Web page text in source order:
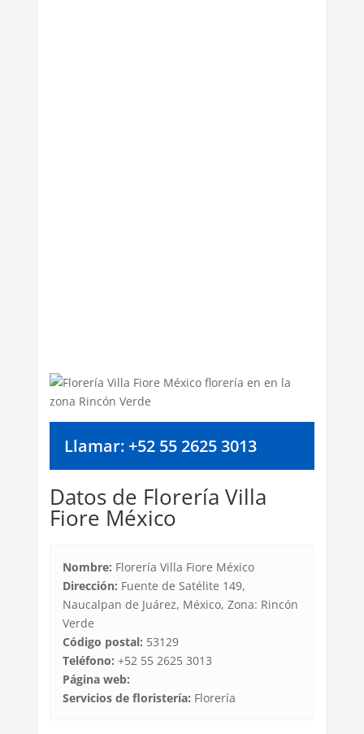
Llamar: +52 55 2625 3013
Datos de Florería Villa
Fiore México
Nombre: Florería Villa Fiore México
Dirección: Fuente de Satélite 149,
Naucalpan de Juárez, México, Zona: Rincón
Verde
Código postal: 53129
Teléfono: +52 55 2625 3013
Página web:
Servicios de floristería: Florería